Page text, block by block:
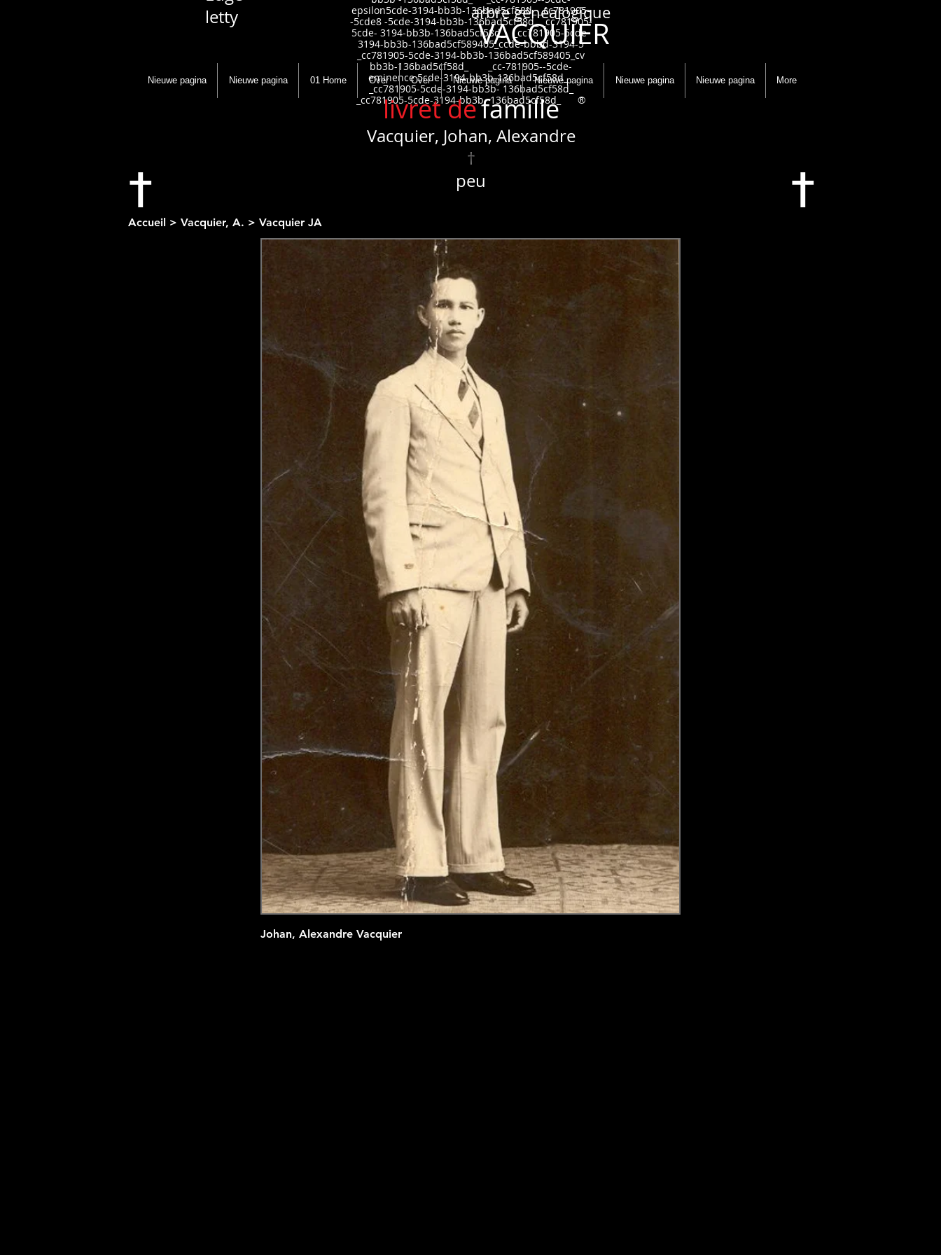
arbre généalogique
VACQUIER
Nieuwe pagina Nieuwe pagina 01 Home Over Over Nieuwe pagina Nieuwe pagina Nieuwe pagina Nieuwe pagina More
†
epsilon5cde-3194-bb3b-136bad5cf58d_ _cc781905-
-5cde8 -5cde-3194-bb3b-136bad5cf58d_ _cc781905-
5cde- 3194-bb3b-136bad5cf58d_ _cc781905-5cde-
3194-bb3b-136bad5cf589405_ccde-bbbd-3194-5
_cc781905-5cde-3194-bb3b-136bad5cf589405_cv
bb3b-136bad5cf58d_ _cc-781905--5cde-
eminence 5cde-3194-bb3b-136bad5cf58d_
_cc781905-5cde-3194-bb3b- 136bad5cf58d_
_cc781905-5cde-3194-bb3b- 136bad5cf58d_ ®
livret defamille
Vacquier, Johan, Alexandre
†
peu
letty
Accueil > Vacquier, A. > Vacquier JA
†
Johan, Alexandre Vacquier